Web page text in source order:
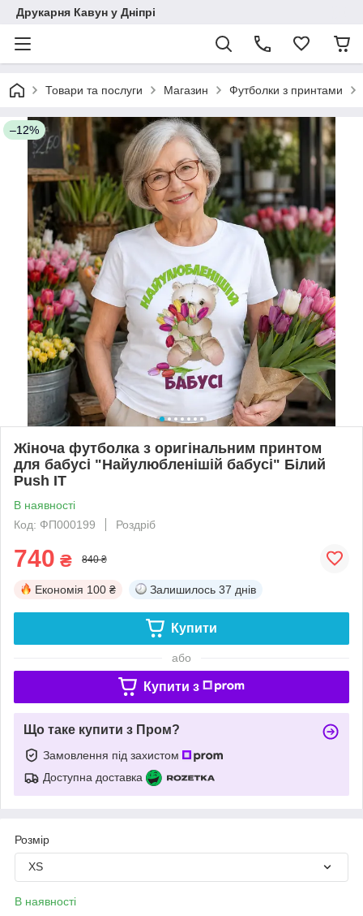
Друкарня Кавун у Дніпрі
Товари та послуги Магазин Футболки з принтами
–12%
Жіноча футболка з оригінальним принтом
для бабусі "Найулюбленішій бабусі" Білий
Push IT
В наявності
Код: ФП000199
Роздріб
740 ₴ 840 ₴
Економія 100 ₴ Залишилось 37 днів
Купити
або
Купити з
Що таке купити з Пром?
Замовлення під захистом
Доступна доставка
Розмір
XS
В наявності